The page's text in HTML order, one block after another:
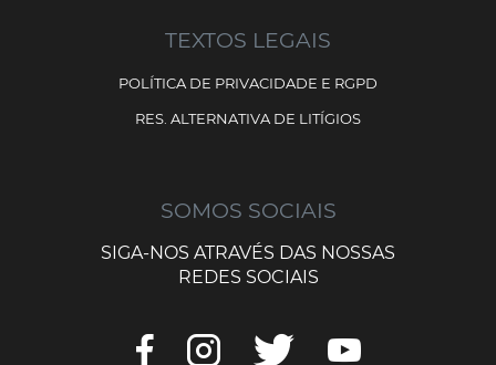
TEXTOS LEGAIS
POLÍTICA DE PRIVACIDADE E RGPD
RES. ALTERNATIVA DE LITÍGIOS
SOMOS SOCIAIS
SIGA-NOS ATRAVÉS DAS NOSSAS
REDES SOCIAIS